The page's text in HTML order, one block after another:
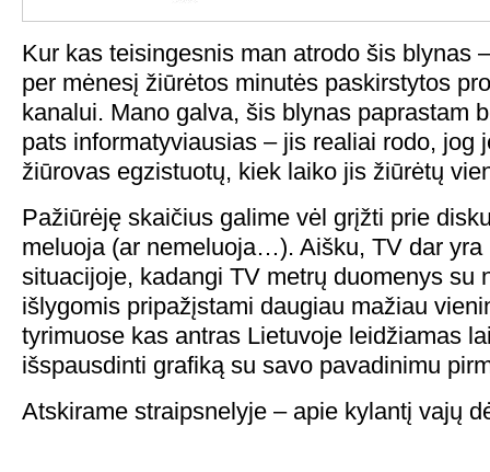
Kur kas teisingesnis man atrodo šis blynas
per mėnesį žiūrėtos minutės paskirstytos
kanalui. Mano galva, šis blynas paprastam
pats informatyviausias – jis realiai rodo, jog
žiūrovas egzistuotų, kiek laiko jis žiūrėtų
Pažiūrėję skaičius galime vėl grįžti prie
meluoja (ar nemeluoja…). Aišku, TV dar yra
situacijoje, kadangi TV metrų duomenys su
išlygomis pripažįstami daugiau mažiau
tyrimuose kas antras Lietuvoje leidžiamas
išspausdinti grafiką su savo pavadinimu
Atskirame straipsnelyje – apie kylantį vajų